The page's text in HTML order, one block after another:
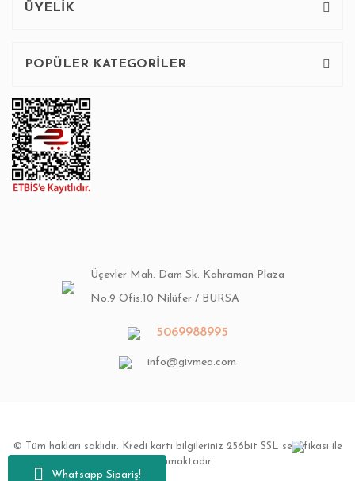
Whatsapp Sipariş!
Üçevler Mah. Dam Sk. Kahraman Plaza
No:9 Ofis:10 Nilüfer / BURSA
5069988995
info@givmea.com
ÜYELİK
POPÜLER KATEGORİLER
© Tüm hakları saklıdır. Kredi kartı bilgileriniz 256bit SSL sertifikası ile
korunmaktadır.